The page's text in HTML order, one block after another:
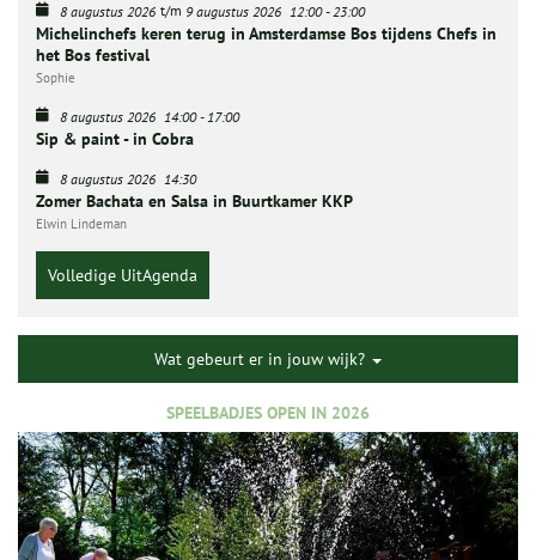
8 augustus 2026 t/m 9 augustus 2026 12:00-23:00
Michelinchefs keren terug in Amsterdamse Bos tijdens Chefs in
het Bos festival
Sophie
8 augustus 2026 14:00-17:00
Sip & paint - in Cobra
8 augustus 2026 14:30
Zomer Bachata en Salsa in Buurtkamer KKP
Elwin Lindeman
Volledige UitAgenda
Wat gebeurt er in jouw wijk?
SPEELBADJES OPEN IN 2026